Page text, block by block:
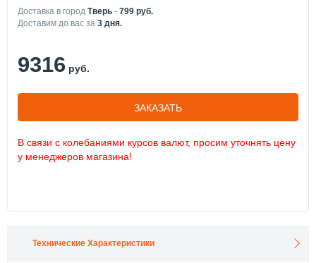
Доставка в город Тверь - 799 руб.
Доставим до вас за 3 дня.
9316 руб.
ЗАКАЗАТЬ
В связи с колебаниями курсов валют, просим уточнять цену
у менеджеров магазина!
Технические Характеристики